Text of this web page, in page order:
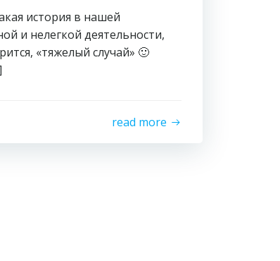
история в нашей
и нелегкой деятельности,
«тяжелый случай» 🙂
read more